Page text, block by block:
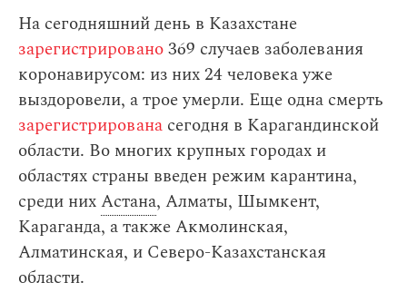
На сегодняшний день в Казахстане
зарегистрировано369 случаев заболевания
коронавирусом: из них 24 человека уже
выздоровели, а трое умерли. Еще одна смерть
зарегистрирована сегодня в Карагандинской
области. Во многих крупных городах и
областях страны введен режим карантина,
среди нихАстана, Алматы, Шымкент,
Караганда, а также Акмолинская,
Алматинская, и Северо-Казахстанская
области.